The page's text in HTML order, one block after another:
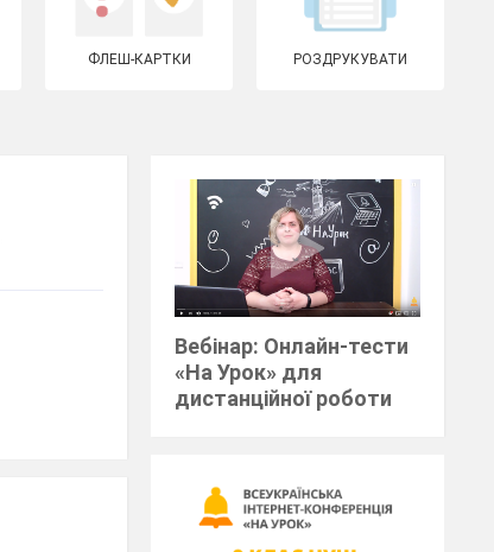
ФЛЕШ-КАРТКИ РОЗДРУКУВАТИ
Вебінар: Онлайн-тести
«На Урок» для
дистанційної роботи